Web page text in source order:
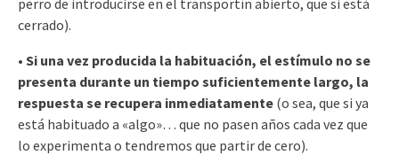
cerrado).
• Si una vez producida la habituación, el estímulo no se
presenta durante un tiempo suficientemente largo, la
respuesta se recupera inmediatamente (o sea, que si ya
está habituado a «algo»… que no pasen años cada vez que
lo experimenta o tendremos que partir de cero).